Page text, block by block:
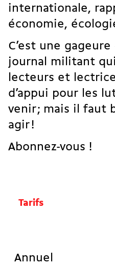
internationale,
économie,
C’est une
journal militant
lecteurs et
d’appui pour les
venir ; mais il faut
agir !
Abonnez-vous !
Tarifs
Annuel